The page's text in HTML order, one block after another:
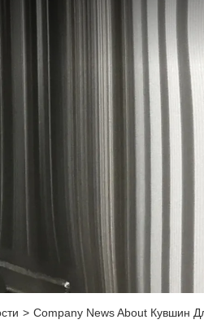
> Company News About Кувшин